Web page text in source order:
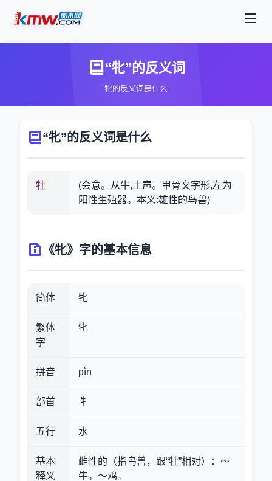
“牝”的反义词
牝的反义词是什么
“牝”的反义词是什么
牡
(会意。从牛,土声。甲骨文字形,左为
阳性生殖器。本义:雄性的鸟兽)
《牝》字的基本信息
简体 牝
繁体
字
牝
拼音 pìn
部首 牜
五行 水
基本
释义
雌性的（指鸟兽，跟“牡”相对）
：～
牛。～鸡。